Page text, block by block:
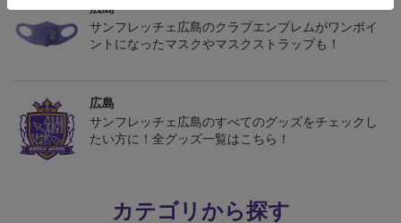
広島
サンフレッチェ広島のクラブエンブレムがワンポイ
ントになったマスクやマスクストラップも！
広島
サンフレッチェ広島のすべてのグッズをチェックし
たい方に！全グッズ一覧はこちら！
カテゴリから探す